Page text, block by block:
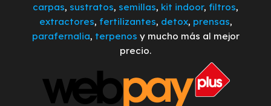
carpas, sustratos, semillas, kit indoor, filtros,
extractores, fertilizantes, detox, prensas,
parafernalia, terpenos y mucho más al mejor
precio.